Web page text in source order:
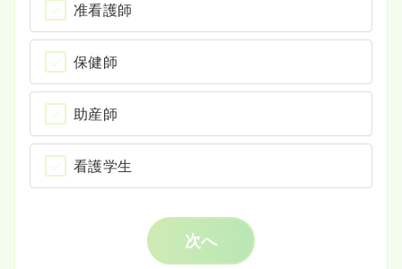
准看護師
保健師
助産師
看護学生
次へ